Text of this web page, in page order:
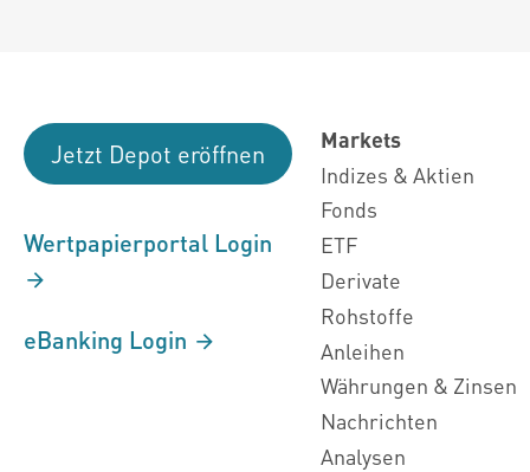
Jetzt Depot eröffnen
Wertpapierportal Login
eBanking Login
Markets
Indizes & Aktien
Fonds
ETF
Derivate
Rohstoffe
Anleihen
Währungen & Zinsen
Nachrichten
Analysen